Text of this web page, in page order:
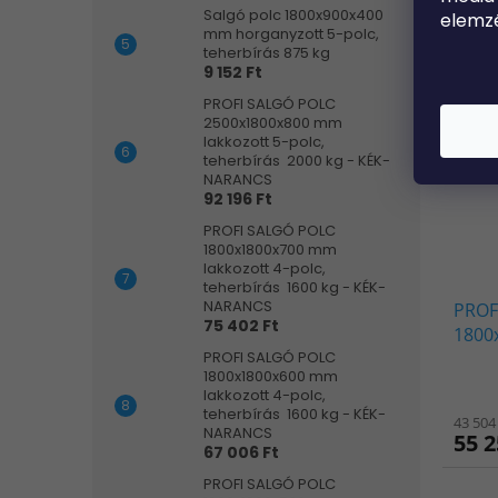
Salgó polc 1800x900x400
mm horganyzott 5-polc,
teherbírás 875 kg
9 152 Ft
PROFI SALGÓ POLC
2500x1800x800 mm
lakkozott 5-polc,
teherbírás 2000 kg - KÉK-
NARANCS
92 196 Ft
PROFI SALGÓ POLC
1800x1800x700 mm
lakkozott 4-polc,
teherbírás 1600 kg - KÉK-
NARANCS
75 402 Ft
PROFI SALGÓ POLC
1800x1800x600 mm
lakkozott 4-polc,
teherbírás 1600 kg - KÉK-
NARANCS
67 006 Ft
PROFI SALGÓ POLC
34
43
43
55